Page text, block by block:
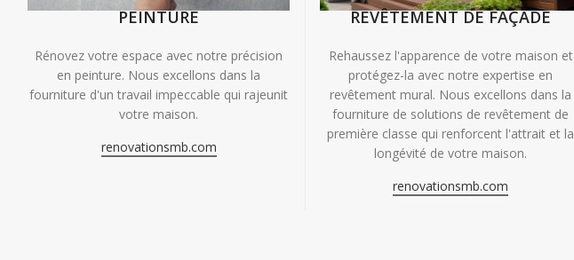
PEINTURE
Rénovez votre espace avec notre précision
en peinture. Nous excellons dans la
fourniture d'un travail impeccable qui rajeunit
votre maison.
renovationsmb.com
REVÊTEMENT DE FAÇADE
Rehaussez l'apparence de votre maison et
protégez-la avec notre expertise en
revêtement mural. Nous excellons dans la
fourniture de solutions de revêtement de
première classe qui renforcent l'attrait et la
longévité de votre maison.
renovationsmb.com